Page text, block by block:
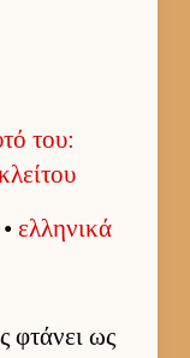
του:
ελ­ληνικά
φτάνει ως